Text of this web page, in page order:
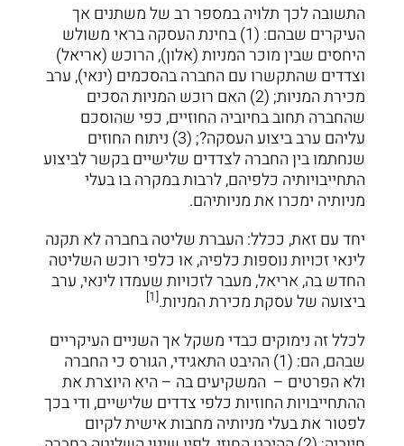
התשובה לכך תלויה במספר רב של משתנים אך
העיקרים שבהם: (1) בחינת העסקה בראי משולש
היחסים שבין מוכר המניות (אלון), הרוכש (אריאל)
וצדדים שהתקשרו עם החברה בהסכמים (ינאי), ערב
מכירת המניות; (2) האם רוכש המניות הסכים
שהחברה תחוב בחיוביה החוזיים, כפי שהוסכם
עליהם ערב ביצוע העסקה?; (3) ניתוח החוזים
שנחתמו בין החברה לצדדים שלישיים בקשר לביצוע
התחייבויותיה כלפיהם, לרבות במקרה בו בעלי
מניותיה ימכרו את מניותיהם.
יחד עם זאת, ככלל: העברת שליטה בחברה לא תקנה
לינאי זכויות נוספות כלפיה, או כלפי רוכש השליטה
החדש בה, אריאל, מעבר לזכויות שעמדו לינאי, ערב
ביצועה של עסקת מכירת המניות.[1]
לכלל זה נימוקים כבדי משקל אך השניים העיקריים
שבהם, הם: (1) ההיבט התאגידי, הגורס כי החברה
ולא הפרטים – המשקיעים בה – היא היוצרת את
ההתחייבויות החוזיות כלפי צדדים שלישיים, ודי בכך
לפטור את בעלי מניותיה מחבות אישית לקיום